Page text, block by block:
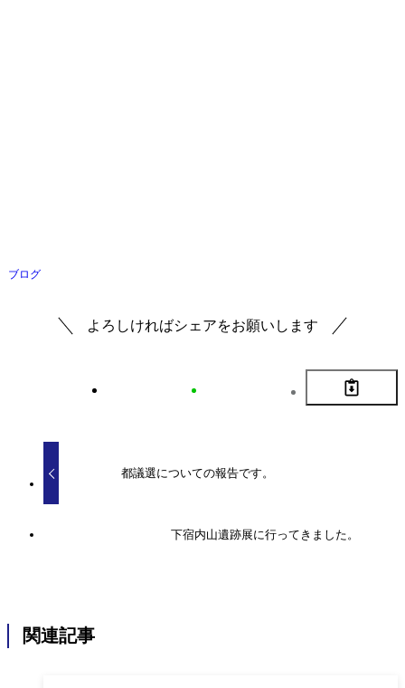
ブログ
よろしければシェアをお願いします
都議選についての報告です。
下宿内山遺跡展に行ってきました。
関連記事